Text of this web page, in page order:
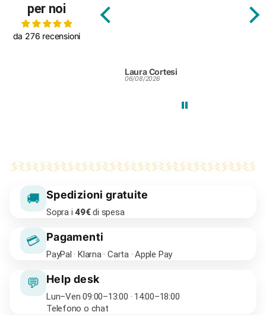
per noi
da 276 recensioni
Silvia Colendi
25/07/2026
🚚 Spedizioni gratuite
Sopra i49€di spesa
💳 Pagamenti
PayPal · Klarna · Carta · Apple Pay
💬 Help desk
Lun–Ven 09:00–13:00 · 14:00–18:00
Telefono o chat